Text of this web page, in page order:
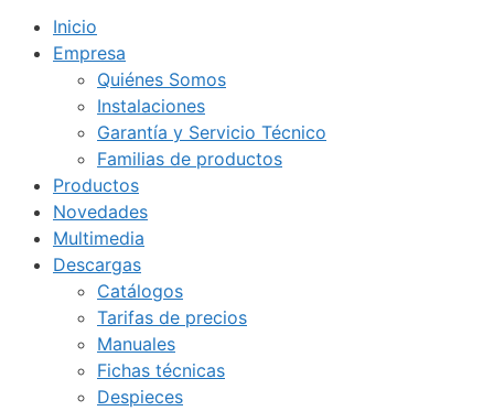
Inicio
Empresa
Quiénes Somos
Instalaciones
Garantía y Servicio Técnico
Familias de productos
Productos
Novedades
Multimedia
Descargas
Catálogos
Tarifas de precios
Manuales
Fichas técnicas
Despieces